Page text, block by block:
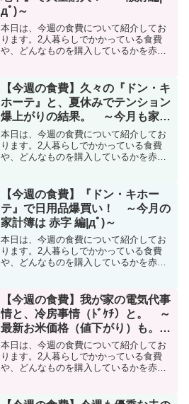
дﾟ)～
本日は、今週の食費について紹介してお
ります。2人暮らしでかかっている食費
や、どんなものを購入しているかを赤
【今週の食費】久々の『ドン・キ
ホーテ』と、夏休みでテンション
爆上がりの結果。 ～今月も家計
がｵﾜｺﾝ編|дﾟ)～
本日は、今週の食費について紹介してお
ります。2人暮らしでかかっている食費
や、どんなものを購入しているかを赤
【今週の食費】『ドン・キホー
テ』で日用品爆買い！ ～今月の
家計簿は 赤字 編|дﾟ)～
本日は、今週の食費について紹介してお
ります。2人暮らしでかかっている食費
や、どんなものを購入しているかを赤
【今週の食費】我が家の電気代事
情と、冷房事情（ﾄﾞｹﾁ）と。 ～
最新お米価格（値下がり）も。
編|дﾟ)～
本日は、今週の食費について紹介してお
ります。2人暮らしでかかっている食費
や、どんなものを購入しているかを赤